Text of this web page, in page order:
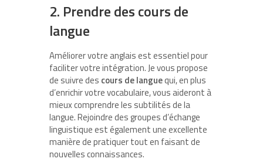
2. Prendre des cours de
langue
Améliorer votre anglais est essentiel pour
faciliter votre intégration. Je vous propose
de suivre des cours de languequi, en plus
d’enrichir votre vocabulaire, vous aideront à
mieux comprendre les subtilités de la
langue. Rejoindre des groupes d’échange
linguistique est également une excellente
manière de pratiquer tout en faisant de
nouvelles connaissances.